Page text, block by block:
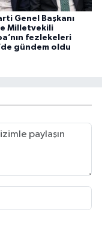
Genel Başkanı
Milletvekili
fezlekeleri
gündem oldu